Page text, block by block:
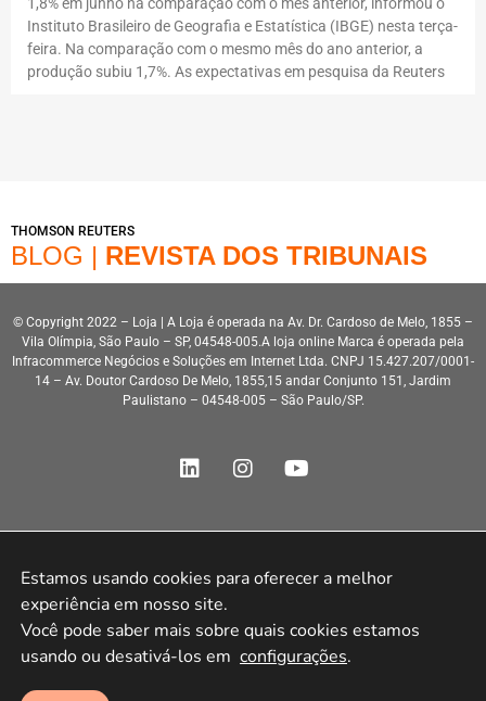
Instituto Brasileiro de Geografia e Estatística (IBGE) nesta terça-
feira. Na comparação com o mesmo mês do ano anterior, a
produção subiu 1,7%. As expectativas em pesquisa da Reuters
THOMSON REUTERS
BLOG | REVISTA DOS TRIBUNAIS
© Copyright 2022 – Loja | A Loja é operada na Av. Dr. Cardoso de Melo, 1855 –
Vila Olímpia, São Paulo – SP, 04548-005.A loja online Marca é operada pela
Infracommerce Negócios e Soluções em Internet Ltda. CNPJ 15.427.207/0001-
14 – Av. Doutor Cardoso De Melo, 1855,15 andar Conjunto 151, Jardim
Paulistano – 04548-005 – São Paulo/SP.
Desenvolvimento HeroStar
Estamos usando cookies para oferecer a melhor
experiência em nosso site.
Você pode saber mais sobre quais cookies estamos
usando ou desativá-los em configurações.